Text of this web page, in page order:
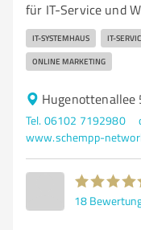
für IT-Service und
IT-SYSTEMHAUS IT-
ONLINE MARKETING
Tel. 06102 7192980
www.schempp-
18